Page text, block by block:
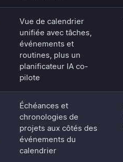
Vue de calendrier
unifiée avec tâches,
événements et
routines, plus un
planificateur IA co-
pilote
Échéances et
chronologies de
projets aux côtés des
événements du
calendrier